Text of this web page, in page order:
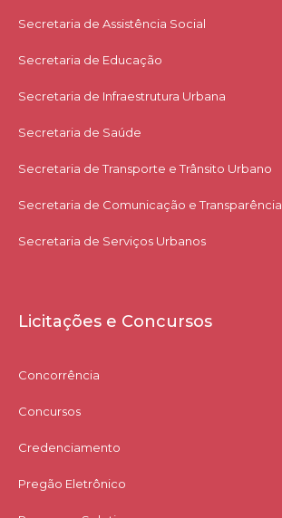
Secretaria de Assistência Social
Secretaria de Educação
Secretaria de Infraestrutura Urbana
Secretaria de Saúde
Secretaria de Transporte e Trânsito Urbano
Secretaria de Comunicação e Transparência
Secretaria de Serviços Urbanos
Licitações e Concursos
Concorrência
Concursos
Credenciamento
Pregão Eletrônico